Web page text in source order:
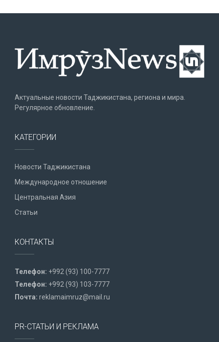
Актуальные новости Таджикистана, региона и мира.
Регулярное обновление.
КАТЕГОРИИ
Новости Таджикистана
Международное отношение
Центральная Азия
Статьи
КОНТАКТЫ
Телефон: +992 (93) 100-7777
Телефон: +992 (93) 103-7777
Почта: reklamaimruz@mail.ru
PR-СТАТЬИ И РЕКЛАМА